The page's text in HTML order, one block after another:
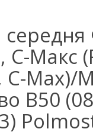
С-Макс
C-Max)/
В50 (08